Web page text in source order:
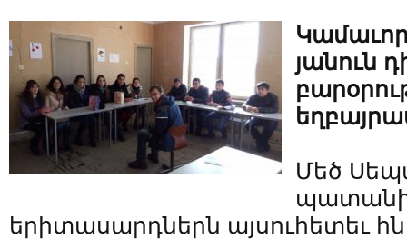
յանուն
Մեծ
երիտասարդներն այսուհետեւ